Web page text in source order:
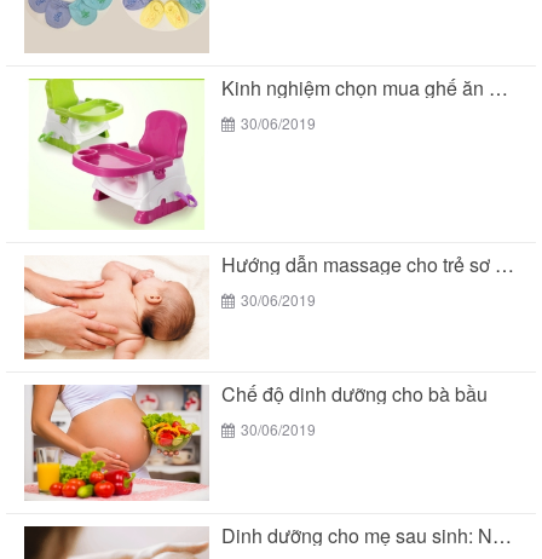
Kinh nghiệm chọn mua ghế ăn dặm cho bé
30/06/2019
Hướng dẫn massage cho trẻ sơ sinh
30/06/2019
Chế độ dinh dưỡng cho bà bầu
30/06/2019
Dinh dưỡng cho mẹ sau sinh: Nên ăn gì...